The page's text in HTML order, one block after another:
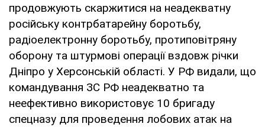
продовжують скаржитися на неадекватну
російську контрбатарейну боротьбу,
радіоелектронну боротьбу, протиповітряну
оборону та штурмові операції вздовж річки
Дніпро у Херсонській області. У РФ видали, що
командування ЗС РФ неадекватно та
неефективно використовує 10 бригаду
спецназу для проведення лобових атак на